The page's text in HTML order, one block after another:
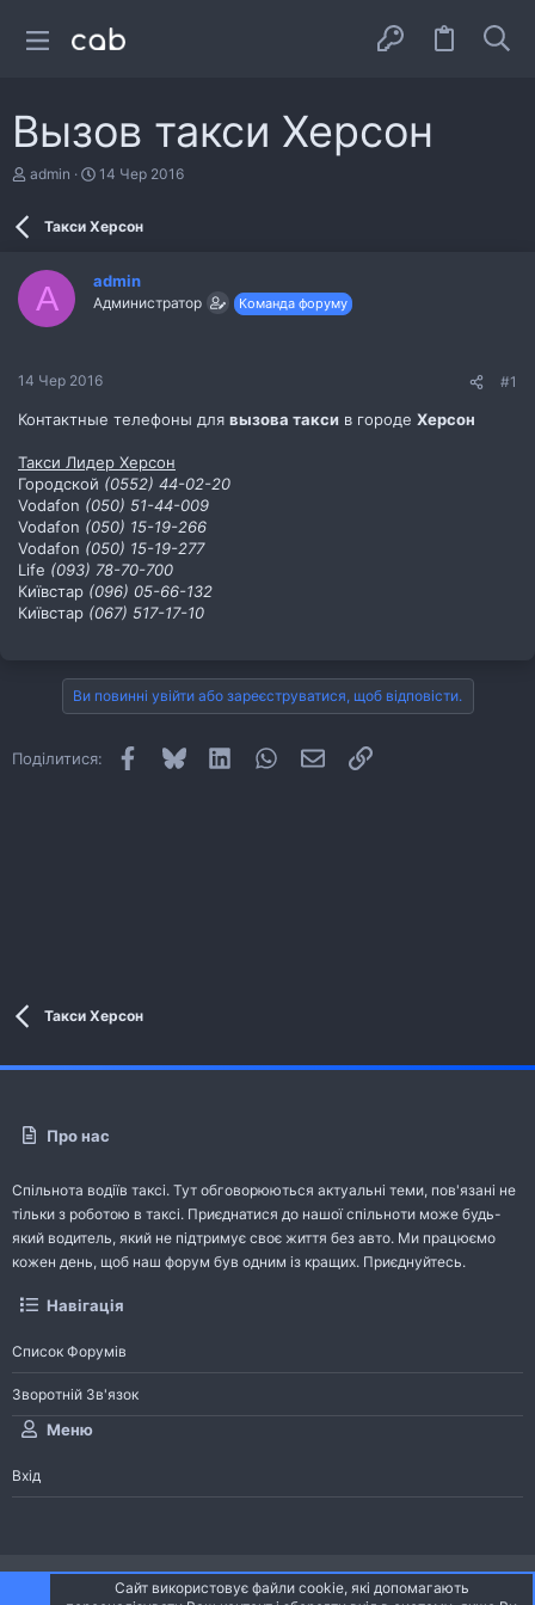
Вызов такси Херсон
А
т
м
и
admin
Д
а
в
о
н
14 Чер 2016
Такси Херсон
A admin
Администратор Команда форуму
14 Чер 2016 #1
Контактные телефоны для вызова такси в городе Херсон
Такси Лидер Херсон
Городской (0552) 44-02-20
Vodafon (050) 51-44-009
Vodafon (050) 15-19-266
Vodafon (050) 15-19-277
Life (093) 78-70-700
Київстар (096) 05-66-132
Київстар (067) 517-17-10
Ви повинні увійти або зареєструватися, щоб відповісти.
Поділитися: Facebook
Bluesky LinkedInWhatsApp
E-mailПосилання
Такси Херсон
Про нас
Спільнота водіїв таксі. Тут обговорюються актуальні теми, пов'язані не
тільки з роботою в таксі. Приєднатися до нашої спільноти може будь-
який водитель, який не підтримує своє життя без авто. Ми працюємо
кожен день, щоб наш форум був одним із кращих. Приєднуйтесь.
Навігація
Список Форумів
Зворотній Зв'язок
Меню
Вхід
Community platform by XenForo® © 2010-2026 XenForo Ltd.
Community platform by XenForo © 2010-2022 XenForo Ltd. | dev: Pages
Сайт використовує файли cookie, які допомагають